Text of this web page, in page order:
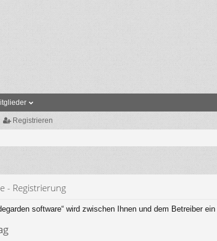
Registrieren
- Registrierung
software“ wird zwischen Ihnen und dem Betreiber